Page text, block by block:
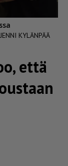
JENNI KYLÄNPÄÄ
että